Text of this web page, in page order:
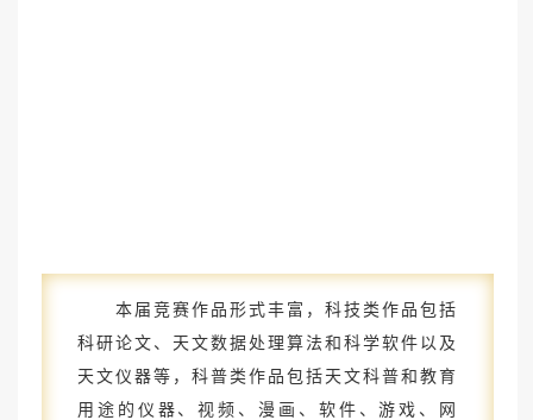
本届竞赛作品形式丰富，科技类作品包括
科研论文、天文数据处理算法和科学软件以及
天文仪器等，科普类作品包括天文科普和教育
用途的仪器、视频、漫画、软件、游戏、网